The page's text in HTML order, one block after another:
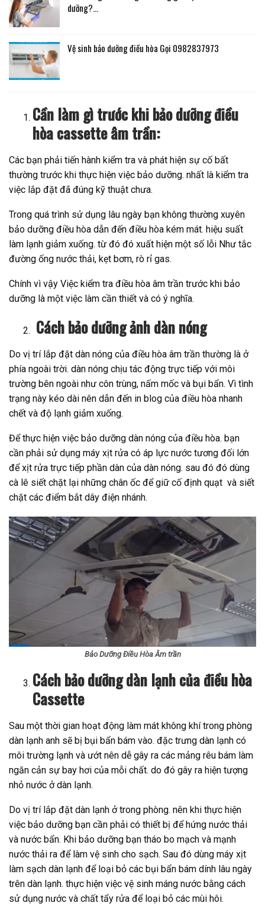
dưỡng?…
Vệ sinh bảo dưỡng điều hòa Gọi 0982837973
Cần làm gì trước khi bảo dưỡng điều
hòa cassette âm trần:
Các bạn phải tiến hành kiểm tra và phát hiện sự cố bất
thường trước khi thực hiện việc bảo dưỡng. nhất là kiểm tra
việc lắp đặt đã đúng kỹ thuật chưa.
Trong quá trình sử dụng lâu ngày bạn không thường xuyên
bảo dưỡng điều hòa dẫn đến điều hòa kém mát. hiệu suất
làm lạnh giảm xuống. từ đó đó xuất hiện một số lỗi Như tắc
đường ống nước thải, kẹt bơm, rò rỉ gas.
Chính vì vậy Việc kiểm tra điều hòa âm trần trước khi bảo
dưỡng là một việc làm cần thiết và có ý nghĩa.
Cách bảo dưỡng ảnh dàn nóng
Do vị trí lắp đặt dàn nóng của điều hòa âm trần thường là ở
phía ngoài trời. dàn nóng chịu tác động trực tiếp với môi
trường bên ngoài như côn trùng, nấm mốc và bụi bẩn. Vì tình
trạng này kéo dài nên dẫn đến in blog của điều hòa nhanh
chết và độ lạnh giảm xuống.
Để thực hiện việc bảo dưỡng dàn nóng của điều hòa. bạn
cần phải sử dụng máy xịt rửa có áp lực nước tương đối lớn
để xịt rửa trực tiếp phần dàn của dàn nóng. sau đó đó dùng
cà lê siết chặt lại những chân ốc để giữ cố định quạt và siết
chặt các điểm bắt dây điện nhánh.
Bảo Dưỡng Điều Hòa Âm trần
Cách bảo dưỡng dàn lạnh của điều hòa
Cassette
Sau một thời gian hoạt động làm mát không khí trong phòng
dàn lạnh anh sẽ bị bụi bẩn bám vào. đặc trưng dàn lạnh có
môi trường lạnh và ướt nên dễ gây ra các mảng rêu bám làm
ngăn cản sự bay hơi của mỗi chất. do đó gây ra hiện tượng
nhỏ nước ở dàn lạnh.
Do vị trí lắp đặt dàn lạnh ở trong phòng. nên khi thực hiện
việc bảo dưỡng bạn cần phải có thiết bị để hứng nước thải
và nước bẩn. Khi bảo dưỡng bạn tháo bo mạch và mạnh
nước thải ra để làm vệ sinh cho sạch. Sau đó dùng máy xịt
làm sạch dàn lạnh để loại bỏ các bụi bẩn bám dính lâu ngày
trên dàn lạnh. thực hiện việc vệ sinh máng nước bằng cách
sử dụng nước và chất tẩy rửa để loại bỏ các mùi hôi.